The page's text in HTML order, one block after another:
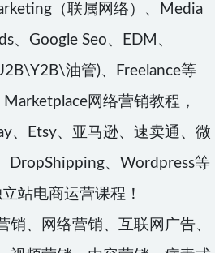
（联属网络）、Media
、Google Seo、EDM、
油管)、Freelance等
网络营销教程，
、Etsy、亚马逊、速卖通、微
DropShipping、Wordpress等
站电商运营课程！
销、网络营销、互联网广告、